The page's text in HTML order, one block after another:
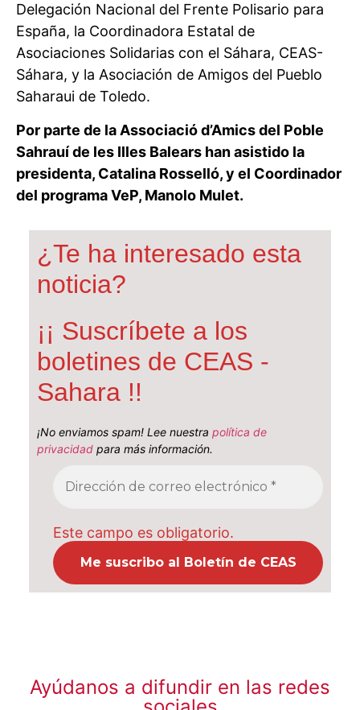
Delegación Nacional del Frente Polisario para
España, la Coordinadora Estatal de
Asociaciones Solidarias con el Sáhara, CEAS-
Sáhara, y la Asociación de Amigos del Pueblo
Saharaui de Toledo.
Por parte de la Associació d’Amics del Poble
Sahrauí de les Illes Balears han asistido la
presidenta, Catalina Rosselló, y el Coordinador
del programa VeP, Manolo Mulet.
¿Te ha interesado esta
noticia?
¡¡ Suscríbete a los
boletines de CEAS -
Sahara !!
¡No enviamos spam! Lee nuestra política de
privacidad para más información.
Este campo es obligatorio.
Ayúdanos a difundir en las redes